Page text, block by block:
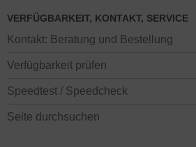
VERFÜGBARKEIT, KONTAKT, SERVICE
Kontakt: Beratung und Bestellung
Verfügbarkeit prüfen
Speedtest / Speedcheck
Seite durchsuchen